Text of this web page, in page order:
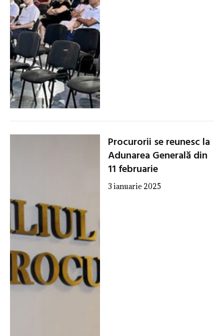
Procurorii se reunesc la
Adunarea Generală din
11 februarie
3 ianuarie 2025